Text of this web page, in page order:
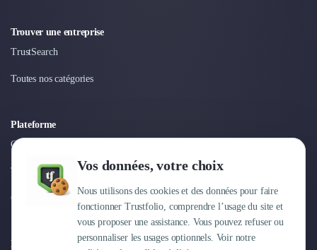
Vos données, votre choix
Nous utilisons des cookies et des données pour faire
fonctionner Trustfolio, comprendre l’usage du site et
vous proposer une assistance. Vous pouvez refuser ou
personnaliser les usages optionnels. Voir notre
Trouver une entreprise
TrustSearch
Toutes nos catégories
Plateforme
Connexion
Tarifs
Centre d'aide
Entreprise